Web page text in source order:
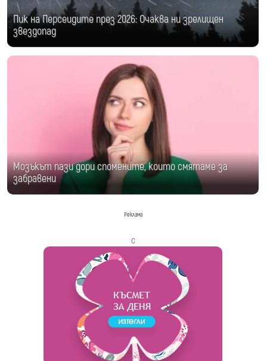
Пик на Персеидите през 2026: Очаква ни зрелищен
звездопад
Мозъкът пази дори спомените, които смятаме за
забравени
Реклама
с